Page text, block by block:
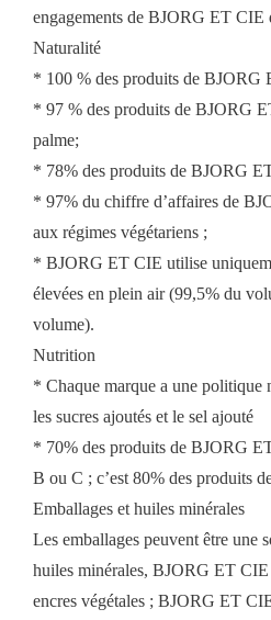
engagements de BJORG ET CIE
Naturalité
* 100 % des produits de BJORG
* 97 % des produits de BJORG
palme;
* 78% des produits de BJORG
* 97% du chiffre d’affaires de
aux régimes végétariens ;
* BJORG ET CIE utilise
élevées en plein air (99,5% du
volume).
Nutrition
* Chaque marque a une
les sucres ajoutés et le sel ajouté
* 70% des produits de BJORG
B ou C ; c’est 80% des produits
Emballages et huiles minérales
Les emballages peuvent être une
huiles minérales, BJORG ET
encres végétales ; BJORG ET